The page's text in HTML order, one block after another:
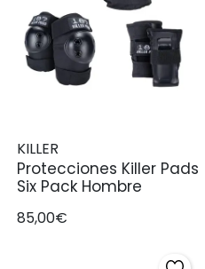
KILLER
Protecciones Killer Pads
Six Pack Hombre
85,00€